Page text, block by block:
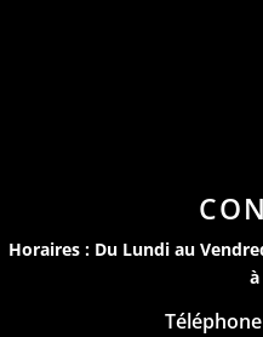
Horaires : Du Lundi au